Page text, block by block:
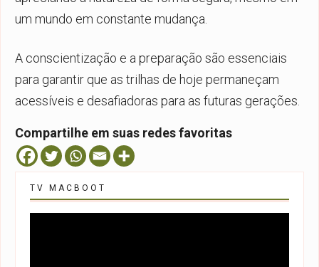
um mundo em constante mudança.
A conscientização e a preparação são essenciais
para garantir que as trilhas de hoje permaneçam
acessíveis e desafiadoras para as futuras gerações.
Compartilhe em suas redes favoritas
TV MACBOOT